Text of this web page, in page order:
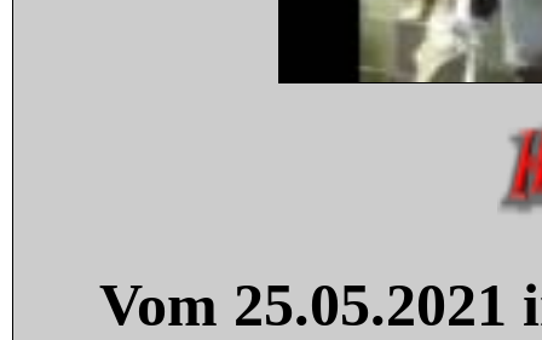
Vom